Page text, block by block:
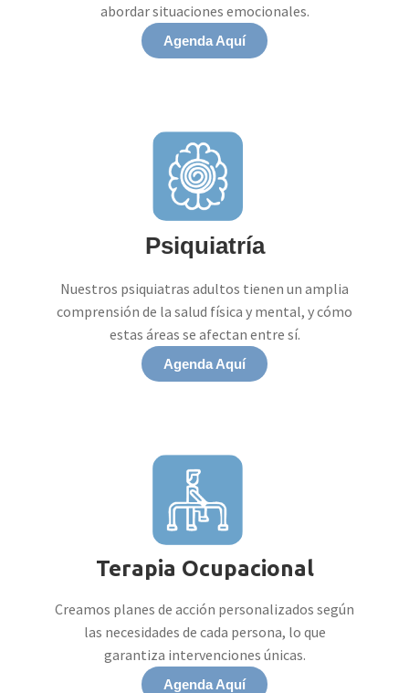
abordar situaciones emocionales.
Agenda Aquí
Psiquiatría
Nuestros psiquiatras adultos tienen un amplia
comprensión de la salud física y mental, y cómo
estas áreas se afectan entre sí.
Agenda Aquí
Terapia Ocupacional
Creamos planes de acción personalizados según
las necesidades de cada persona, lo que
garantiza intervenciones únicas.
Agenda Aquí